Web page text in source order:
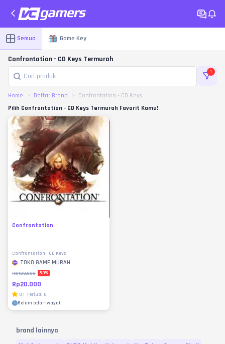
Semua Game Key
Confrontation - CD Keys Termurah
1
Home Daftar Brand
Confrontation - CD Keys
Pilih Confrontation - CD Keys Termurah Favorit Kamu!
Confrontation
Confrontation - CD Keys
TOKO GAME MURAH
Rp100.000 80%
Rp20.000
0 | Terjual 0
Belum ada riwayat
brand lainnya